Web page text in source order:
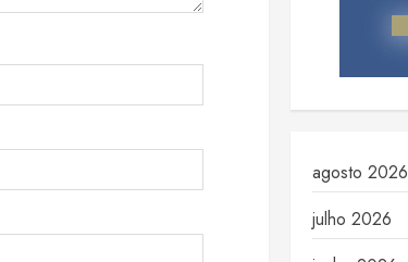
agosto 2026
julho 2026